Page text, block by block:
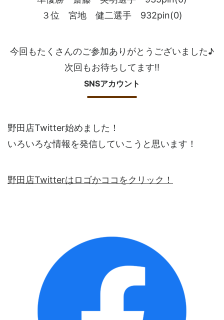
３位 宮地 健二選手 932pin(0)
今回もたくさんのご参加ありがとうございました♪
次回もお待ちしてます!!
SNSアカウント
野田店Twitter始めました！
いろいろな情報を発信していこうと思います！
野田店Twitterはロゴかココをクリック！